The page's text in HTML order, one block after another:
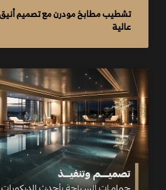
تشطيب مطابخ مودرن مع تصميم
عالية